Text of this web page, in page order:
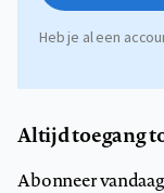
Heb je al een
Altijd toegang
Abonneer